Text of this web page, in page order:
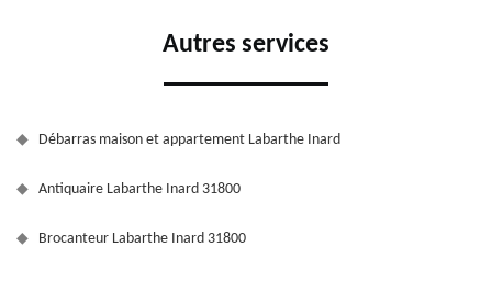
Autres services
Débarras maison et appartement Labarthe Inard
Antiquaire Labarthe Inard 31800
Brocanteur Labarthe Inard 31800